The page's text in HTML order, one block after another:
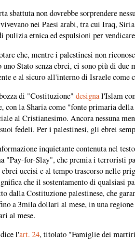
sbattuta non dovrebbe sorprendere
vivevano nei Paesi arabi, tra cui Iraq,
pulizia etnica ed espulsioni per
che, mentre i palestinesi non
uno Stato senza ebrei, ci sono più di
e al sicuro all'interno di Israele
di "Costituzione" designal'Islam
con la Sharia come "fonte primaria
al Cristianesimo. Ancora nessuna
fedeli. Per i palestinesi, gli ebrei
inquietante contenuta nel
"Pay-for-Slay", che premia i terroristi
uccisi e al tempo trascorso nelle
che il sostentamento di qualsiasi
dalla Costituzione palestinese, che
a 3mila dollari al mese, in una
al mese.
l'art. 24, titolato "Famiglie dei